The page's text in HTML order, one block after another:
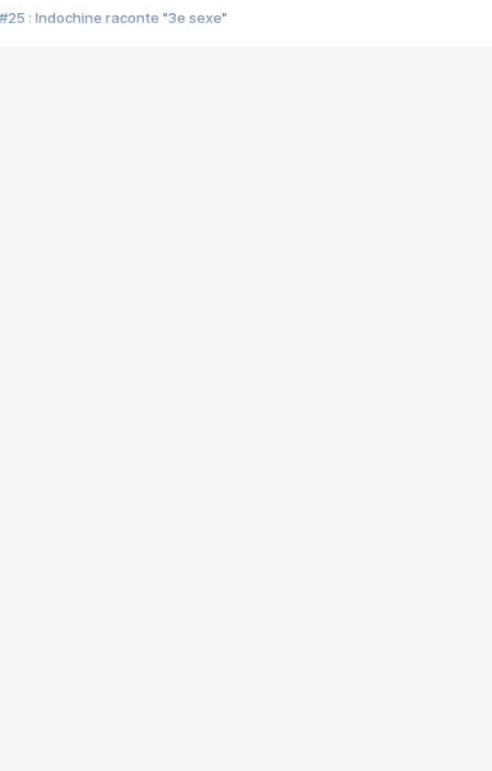
#25 : Indochine raconte "3e sexe"